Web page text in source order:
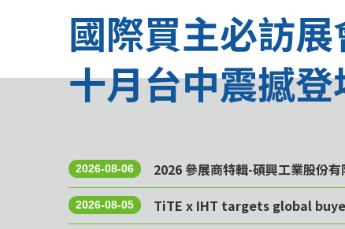
國際買主必訪展
十月台中震撼登
2026-08-06 2026 參展商特輯-碩興工業股份有
2026-08-05 TiTE x IHT targets global